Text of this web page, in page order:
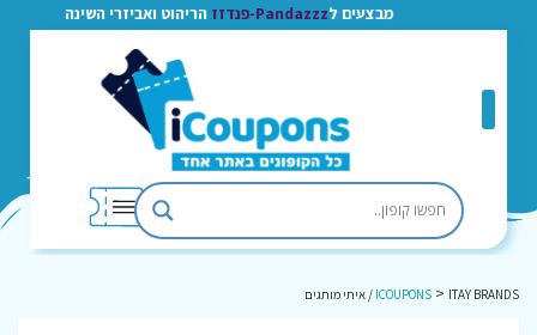
מבצעים לPandazzz-פנדזז הריהוט ואביזרי השינה
ICOUPONS > ITAY BRANDS / איתי מותגים